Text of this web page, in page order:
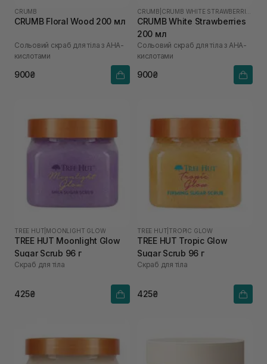
CRUMB
CRUMB Floral Wood 200 мл
Сольовий скраб для тіла з AHA-
кислотами
900₴
CRUMB
CRUMB White Strawberries
200 мл
Сольовий скраб для тіла з AHA-
кислотами
900₴
TREE HUT MOONLIGHT GLOW
TREE HUT Moonlight Glow
Sugar Scrub 96 г
Скраб для тіла
425₴
TREE HUT TROPIC GLOW
TREE HUT Tropic Glow
Sugar Scrub 96 г
Скраб для тіла
425₴